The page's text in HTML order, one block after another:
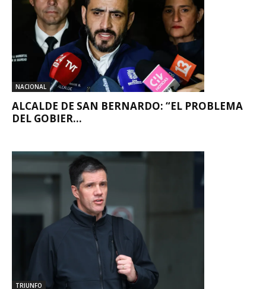
NACIONAL
ALCALDE DE SAN BERNARDO: “EL PROBLEMA
DEL GOBIER...
TRIUNFO